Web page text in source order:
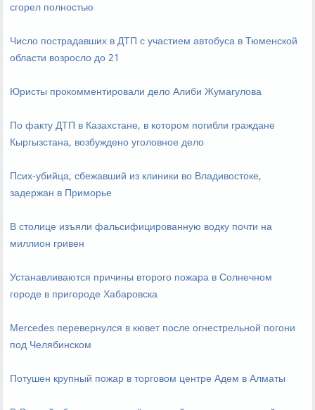
сгорел полностью
Число пострадавших в ДТП с участием автобуса в Тюменской
области возросло до 21
Юристы прокомментировали дело Алиби Жумагулова
По факту ДТП в Казахстане, в котором погибли граждане
Кыргызстана, возбуждено уголовное дело
Псих-убийца, сбежавший из клиники во Владивостоке,
задержан в Приморье
В столице изъяли фальсифицированную водку почти на
миллион гривен
Устанавливаются причины второго пожара в Солнечном
городе в пригороде Хабаровска
Mercedes перевернулся в кювет после огнестрельной погони
под Челябинском
Потушен крупный пожар в торговом центре Адем в Алматы